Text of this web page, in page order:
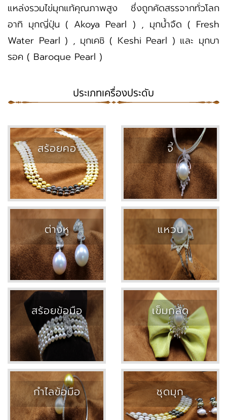
แหล่งรวมไข่มุกแท้คุณภาพสูง ซึ่งถูกคัดสรรจากทั่วโลก
อาทิ มุกญี่ปุ่น ( Akoya Pearl ) , มุกน้ำจืด ( Fresh
Water Pearl ) , มุกเคชิ ( Keshi Pearl ) และ มุกบา
รอค ( Baroque Pearl )
ประเภทเครื่องประดับ
สร้อยคอ จี้
ต่างหู แหวน
สร้อยข้อมือ เข็มกลัด
กำไลข้อมือ ชุดมุก